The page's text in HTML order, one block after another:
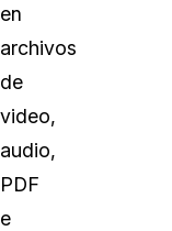
en
archivos
de
video,
audio,
PDF
e